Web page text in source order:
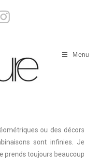
Menu
ou des décors
sont infinies. Je
prends toujours beaucoup